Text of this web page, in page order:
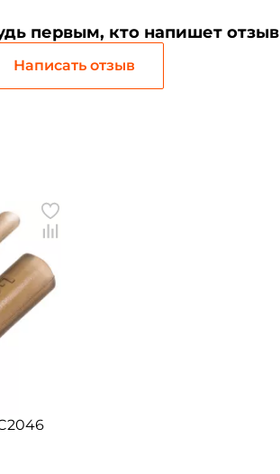
первым, кто напишет отзыв
Написать отзыв